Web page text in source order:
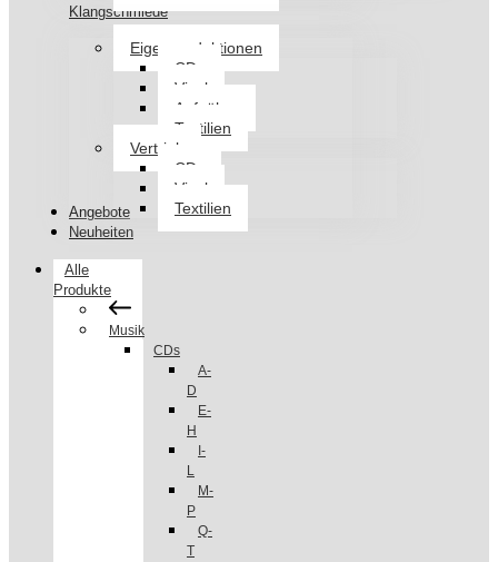
Klangschmiede
Eigenproduktionen
CDs
Vinyl
Aufnäher
Textilien
Vertrieb
CDs
Vinyl
Textilien
Angebote
Neuheiten
Alle
Produkte
Musik
CDs
A-
D
E-
H
I-
L
M-
P
Q-
T